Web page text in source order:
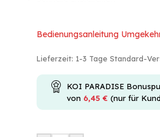
Bedienungsanleitung
Lieferzeit: 1-3 Tage Standard-
KOI PARADISE
von 6,45 € (nur für